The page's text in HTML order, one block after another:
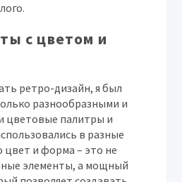
с цветом и
ретро-дизайн, я был
разнообразными и
цветовые палитры и
в разные
цвет и форма – это не
элементы, а мощный